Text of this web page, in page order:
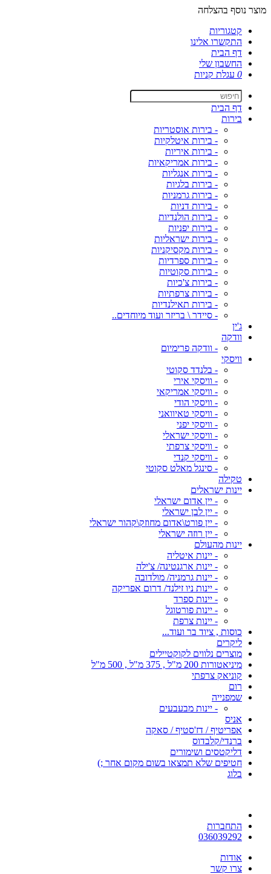
מוצר נוסף בהצלחה
קטגוריות
התקשרו אלינו
דף הבית
החשבון שלי
0 עגלת קניות
דף הבית
בירות
- בירות אוסטריות
- בירות איטלקיות
- בירות איריות
- בירות אמריקאיות
- בירות אנגליות
- בירות בלגיות
- בירות גרמניות
- בירות דניות
- בירות הולנדיות
- בירות יפניות
- בירות ישראליות
- בירות מקסיקניות
- בירות ספרדיות
- בירות סקוטיות
- בירות צ'כיות
- בירות צרפתיות
- בירות תאילנדיות
- סיידר \ בריזר ועוד מיוחדים..
ג'ין
וודקה
- וודקה פרימיום
וויסקי
- בלנדד סקוטי
- וויסקי אירי
- וויסקי אמריקאי
- וויסקי הודי
- וויסקי טאיוואני
- וויסקי יפני
- וויסקי ישראלי
- וויסקי צרפתי
- וויסקי קנדי
- סינגל מאלט סקוטי
טקילה
יינות ישראלים
- יין אדום ישראלי
- יין לבן ישראלי
- יין פורט\אדום מחוזק\קהור ישראלי
- יין רוזה ישראלי
יינות מהעולם
- יינות איטליה
- יינות ארגנטינה/ צ'ילה
- יינות גרמניה/ מולדובה
- יינות ניו זילנד/ דרום אפריקה
- יינות ספרד
- יינות פורטוגל
- יינות צרפת
כוסות , ציוד בר ועוד...
ליקרים
מוצרים נלווים לקוקטיילים
מיניאטורות 200 מ"ל , 375 מ"ל , 500 מ"ל
קוניאק צרפתי
רום
שמפנייה
- יינות מבעבעים
אניס
אפריטיף / דז'סטיף / סאקה
ברנדי/קלבדוס
דליקטסים ושימורים
חטיפים שלא תמצאו בשום מקום אחר ;)
בלוג
התחברות
036039292
אודות
צרו קשר